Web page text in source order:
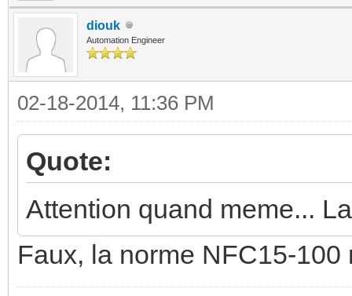
diouk
Automation Engineer
02-18-2014, 11:36 PM
Quote:
Attention quand meme...
Faux, la norme NFC15-100